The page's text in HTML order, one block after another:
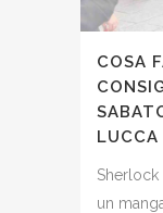
COSA
LUCCA
Sherlock
un